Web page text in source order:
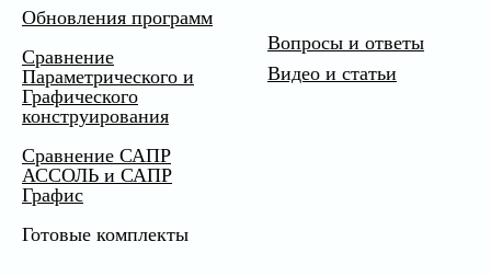
Обновления программ
Сравнение
Параметрического и
Графического
конструирования
Сравнение САПР
АССОЛЬ и САПР
Графис
Готовые комплекты
Вопросы и ответы
Видео и статьи